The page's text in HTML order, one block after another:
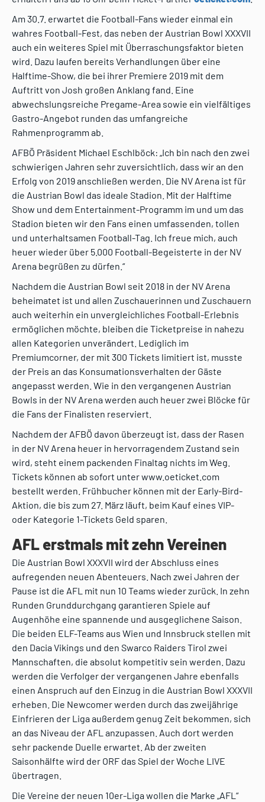
Am 30.7. erwartet die Football-Fans wieder einmal ein
wahres Football-Fest, das neben der Austrian Bowl XXXVII
auch ein weiteres Spiel mit Überraschungsfaktor bieten
wird. Dazu laufen bereits Verhandlungen über eine
Halftime-Show, die bei ihrer Premiere 2019 mit dem
Auftritt von Josh großen Anklang fand. Eine
abwechslungsreiche Pregame-Area sowie ein vielfältiges
Gastro-Angebot runden das umfangreiche
Rahmenprogramm ab.
AFBÖ Präsident Michael Eschlböck: „Ich bin nach den zwei
schwierigen Jahren sehr zuversichtlich, dass wir an den
Erfolg von 2019 anschließen werden. Die NV Arena ist für
die Austrian Bowl das ideale Stadion. Mit der Halftime
Show und dem Entertainment-Programm im und um das
Stadion bieten wir den Fans einen umfassenden, tollen
und unterhaltsamen Football-Tag. Ich freue mich, auch
heuer wieder über 5.000 Football-Begeisterte in der NV
Arena begrüßen zu dürfen.“
Nachdem die Austrian Bowl seit 2018 in der NV Arena
beheimatet ist und allen Zuschauerinnen und Zuschauern
auch weiterhin ein unvergleichliches Football-Erlebnis
ermöglichen möchte, bleiben die Ticketpreise in nahezu
allen Kategorien unverändert. Lediglich im
Premiumcorner, der mit 300 Tickets limitiert ist, musste
der Preis an das Konsumationsverhalten der Gäste
angepasst werden. Wie in den vergangenen Austrian
Bowls in der NV Arena werden auch heuer zwei Blöcke für
die Fans der Finalisten reserviert.
Nachdem der AFBÖ davon überzeugt ist, dass der Rasen
in der NV Arena heuer in hervorragendem Zustand sein
wird, steht einem packenden Finaltag nichts im Weg.
Tickets können ab sofort unter www.oeticket.com
bestellt werden. Frühbucher können mit der Early-Bird-
Aktion, die bis zum 27. März läuft, beim Kauf eines VIP-
oder Kategorie 1-Tickets Geld sparen.
AFL erstmals mit zehn Vereinen
Die Austrian Bowl XXXVII wird der Abschluss eines
aufregenden neuen Abenteuers. Nach zwei Jahren der
Pause ist die AFL mit nun 10 Teams wieder zurück. In zehn
Runden Grunddurchgang garantieren Spiele auf
Augenhöhe eine spannende und ausgeglichene Saison.
Die beiden ELF-Teams aus Wien und Innsbruck stellen mit
den Dacia Vikings und den Swarco Raiders Tirol zwei
Mannschaften, die absolut kompetitiv sein werden. Dazu
werden die Verfolger der vergangenen Jahre ebenfalls
einen Anspruch auf den Einzug in die Austrian Bowl XXXVII
erheben. Die Newcomer werden durch das zweijährige
Einfrieren der Liga außerdem genug Zeit bekommen, sich
an das Niveau der AFL anzupassen. Auch dort werden
sehr packende Duelle erwartet. Ab der zweiten
Saisonhälfte wird der ORF das Spiel der Woche LIVE
übertragen.
Die Vereine der neuen 10er-Liga wollen die Marke „AFL“